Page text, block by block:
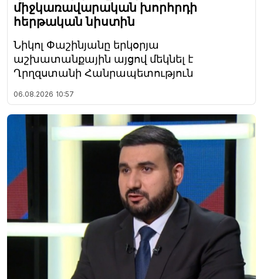
միջկառավարական խորհրդի
հերթական նիստին
Նիկոլ Փաշինյանը երկօրյա
աշխատանքային այցով մեկնել է
Ղրղզստանի Հանրապետություն
06.08.2026 10:57